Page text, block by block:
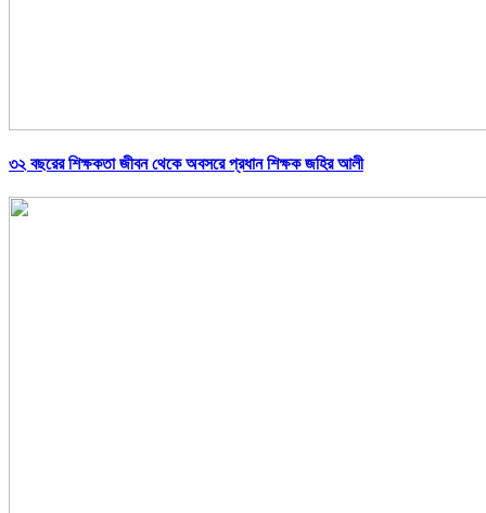
৩২ বছরের শিক্ষকতা জীবন থেকে অবসরে প্রধান শিক্ষক জহির আলী